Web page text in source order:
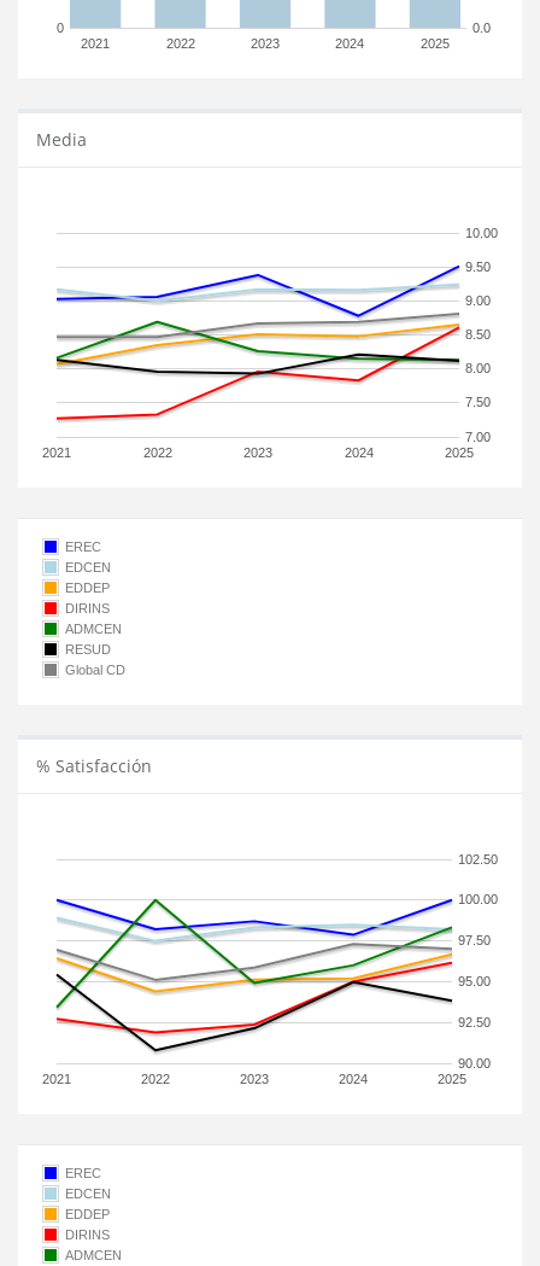
2021 2022 2023 2024 2025
0 0.0
Media
2021 2022 2023 2024 2025
7.00
7.50
8.00
8.50
9.00
9.50
10.00
EREC
EDCEN
EDDEP
DIRINS
ADMCEN
RESUD
Global CD
% Satisfacción
2021 2022 2023 2024 2025
90.00
92.50
95.00
97.50
100.00
102.50
EREC
EDCEN
EDDEP
DIRINS
ADMCEN